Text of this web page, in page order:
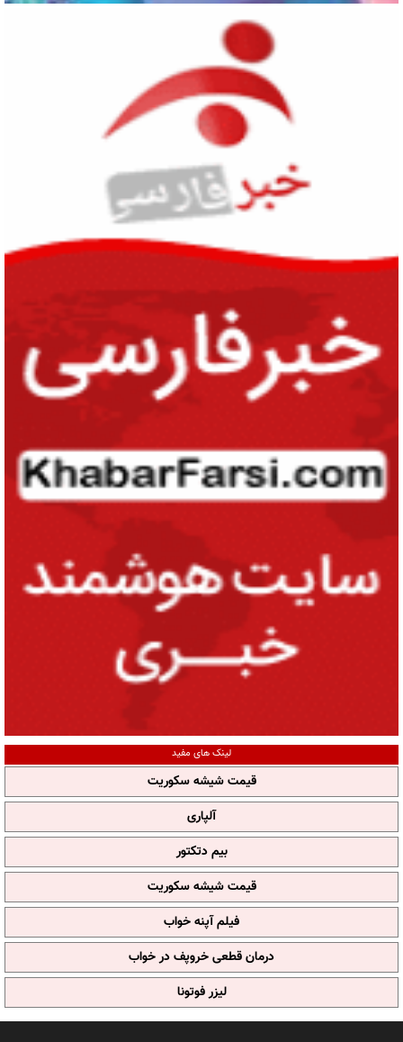
لینک های مفید
قیمت شیشه سکوریت
آلپاری
بیم دتکتور
قیمت شیشه سکوریت
فیلم آپنه خواب
درمان قطعی خروپف در خواب
لیزر فوتونا